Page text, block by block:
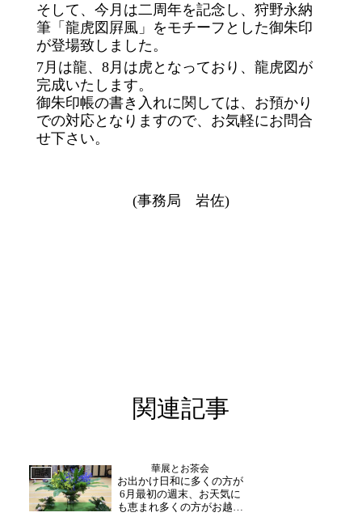
そして、今月は二周年を記念し、狩野永納
筆「龍虎図屛風」をモチーフとした御朱印
が登場致しました。
7月は龍、8月は虎となっており、龍虎図が
完成いたします。
御朱印帳の書き入れに関しては、お預かり
での対応となりますので、お気軽にお問合
せ下さい。
(事務局 岩佐)
関連記事
日誌 華展とお茶会
お出かけ日和に多くの方が
6月最初の週末、お天気に
も恵まれ多くの方がお越し